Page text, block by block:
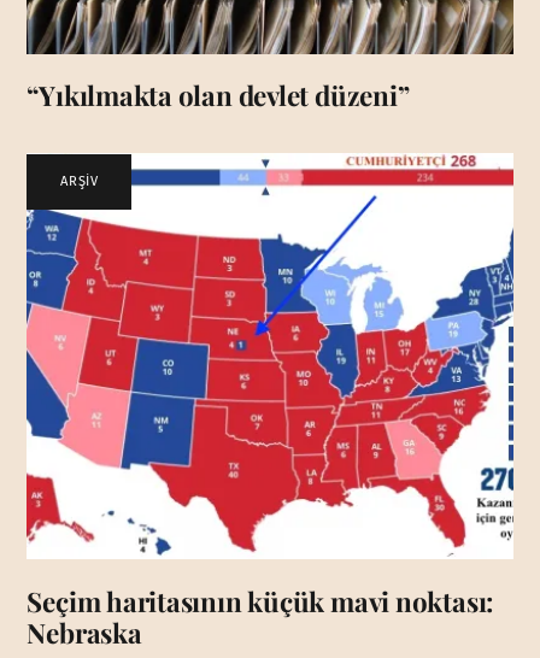
“Yıkılmakta olan devlet düzeni”
ARŞİV
Seçim haritasının küçük mavi noktası:
Nebraska